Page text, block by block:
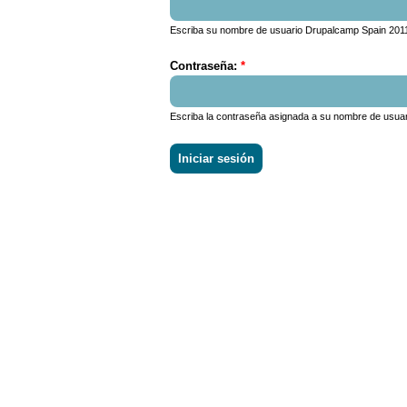
Escriba su nombre de usuario Drupalcamp Spain 2011.
Contraseña: *
Escriba la contraseña asignada a su nombre de